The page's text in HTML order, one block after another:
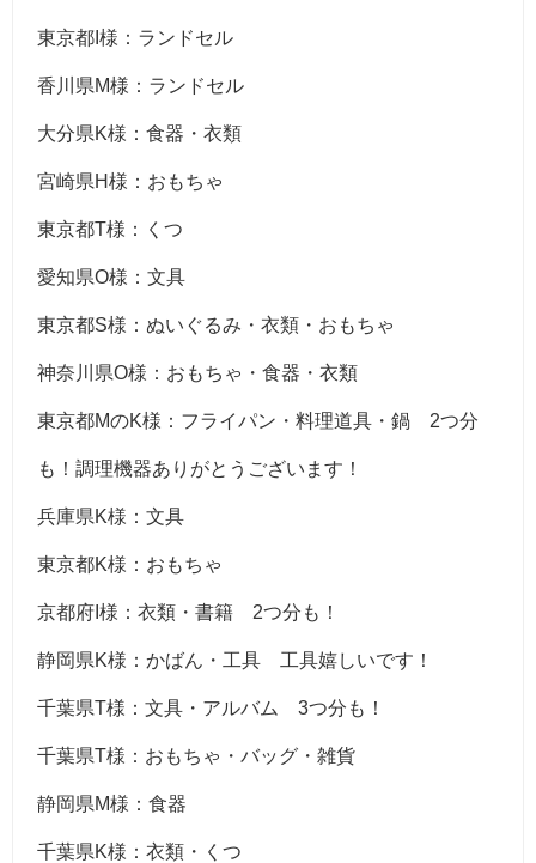
東京都I様：ランドセル
香川県M様：ランドセル
大分県K様：食器・衣類
宮崎県H様：おもちゃ
東京都T様：くつ
愛知県O様：文具
東京都S様：ぬいぐるみ・衣類・おもちゃ
神奈川県O様：おもちゃ・食器・衣類
東京都MのK様：フライパン・料理道具・鍋 2つ分
も！調理機器ありがとうございます！
兵庫県K様：文具
東京都K様：おもちゃ
京都府I様：衣類・書籍 2つ分も！
静岡県K様：かばん・工具 工具嬉しいです！
千葉県T様：文具・アルバム 3つ分も！
千葉県T様：おもちゃ・バッグ・雑貨
静岡県M様：食器
千葉県K様：衣類・くつ